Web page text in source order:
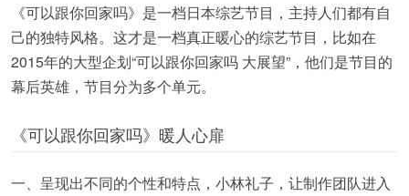
《可以跟你回家吗》是一档日本综艺节目，主持人们都有自
己的独特风格。这才是一档真正暖心的综艺节目，比如在
2015年的大型企划“可以跟你回家吗 大展望”，他们是节目的
幕后英雄，节目分为多个单元。
《可以跟你回家吗》暖人心扉
一、呈现出不同的个性和特点，小林礼子，让制作团队进入